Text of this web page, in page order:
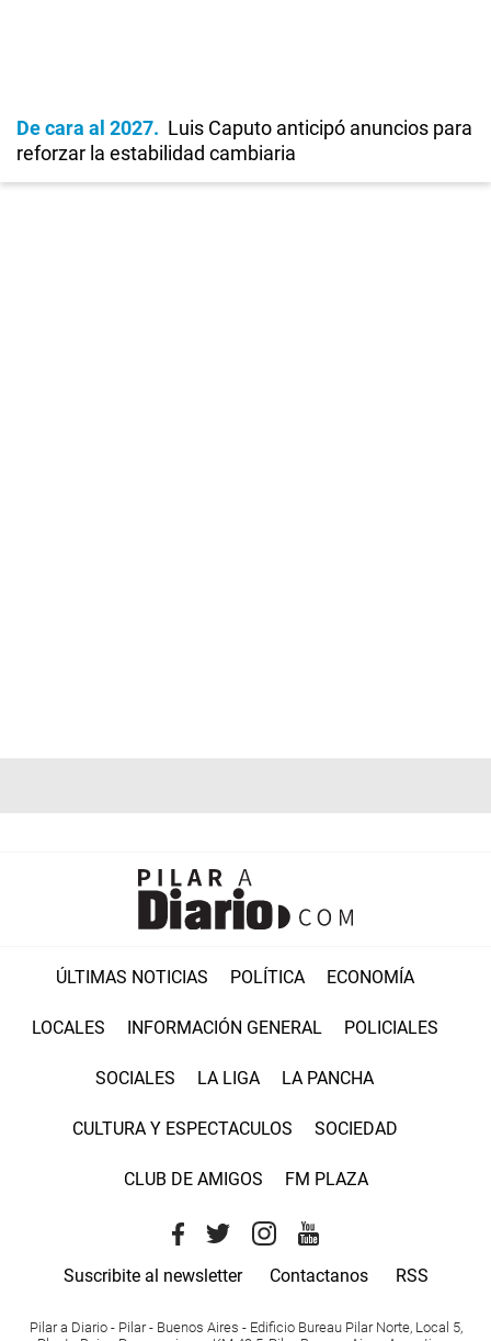
De cara al 2027
Luis Caputo anticipó anuncios para
reforzar la estabilidad cambiaria
ÚLTIMAS NOTICIAS POLÍTICA ECONOMÍA
LOCALES INFORMACIÓN GENERAL POLICIALES
SOCIALES LA LIGA LA PANCHA
CULTURA Y ESPECTACULOS SOCIEDAD
CLUB DE AMIGOS FM PLAZA
Suscribite al newsletter Contactanos RSS
Pilar a Diario - Pilar - Buenos Aires - Edificio Bureau Pilar Norte, Local 5,